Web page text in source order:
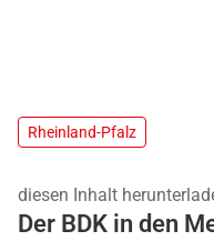
Rheinland-Pfalz
diesen Inhalt
Der BDK in den